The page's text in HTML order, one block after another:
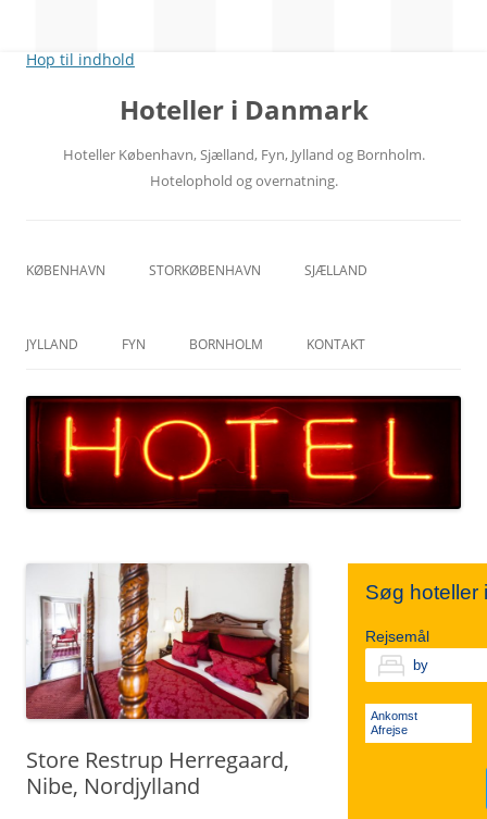
Hop til indhold
Hoteller i Danmark
Hoteller København, Sjælland, Fyn, Jylland og Bornholm.
Hotelophold og overnatning.
KØBENHAVN
CITY
RÅDHUSPLADSEN
HOVEDBANEGÅRDEN
KØBENHAVN V.
VESTERBRO
KØBENHAVN K.
STORKØBENHAVN SJÆLLAND
NORDSJÆLLAND
MIDTSJÆLLAND
VESTSJÆLLAND
JYLLAND
ÅRHUS
ÅLBORG
MIDTJYLLAND
ØSTJYLLAND
VESTJYLLAND
FYN
ODENSE
BORNHOLM KONTAKT
Store Restrup Herregaard,
Nibe, Nordjylland
Søg hoteller
Rejsemål
Ankomst
Afrejse